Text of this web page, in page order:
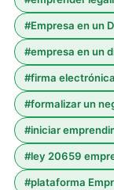
#Empresa en un
#empresa en un
#firma
#formalizar un
#iniciar
#ley 20659
#plataforma